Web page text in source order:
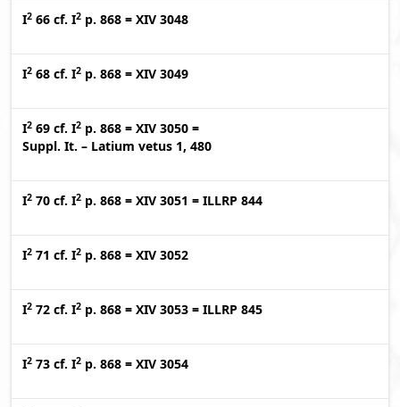
I2 66 cf. I2 p. 868 = XIV 3048
I2 68 cf. I2 p. 868 = XIV 3049
I2 69 cf. I2 p. 868 = XIV 3050 =
Suppl. It. – Latium vetus 1, 480
I2 70 cf. I2 p. 868 = XIV 3051 = ILLRP 844
I2 71 cf. I2 p. 868 = XIV 3052
I2 72 cf. I2 p. 868 = XIV 3053 = ILLRP 845
I2 73 cf. I2 p. 868 = XIV 3054